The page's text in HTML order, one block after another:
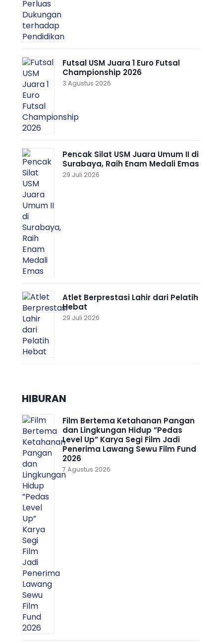
Futsal USM Juara 1 Euro Futsal
Championship 2026
3 Agustus 2026
Pencak Silat USM Juara Umum II di
Surabaya, Raih Enam Medali Emas
29 Juli 2026
Atlet Berprestasi Lahir dari Pelatih
Hebat
29 Juli 2026
HIBURAN
Film Bertema Ketahanan Pangan
dan Lingkungan Hidup ”Pedas
Level Up” Karya Segi Film Jadi
Penerima Lawang Sewu Film Fund
2026
7 Agustus 2026